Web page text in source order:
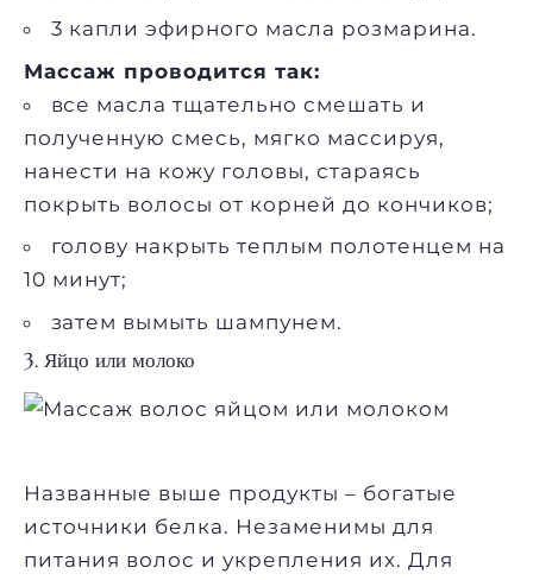
3 капли эфирного масла розмарина.
Массаж проводится так:
все масла тщательно смешать и
полученную смесь, мягко массируя,
нанести на кожу головы, стараясь
покрыть волосы от корней до кончиков;
голову накрыть теплым полотенцем на
10 минут;
затем вымыть шампунем.
3. Яйцо или молоко
Названные выше продукты – богатые
источники белка. Незаменимы для
питания волос и укрепления их. Для